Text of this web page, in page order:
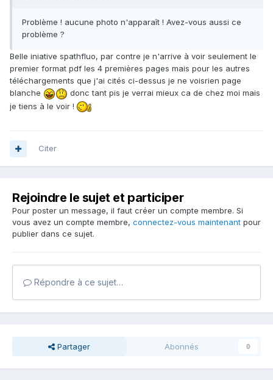
Problème ! aucune photo n'apparaît ! Avez-vous aussi ce
problème ?
Belle iniative spathfluo, par contre je n'arrive à voir seulement le
premier format pdf les 4 premières pages mais pour les autres
téléchargements que j'ai cités ci-dessus je ne voisrien page
blanche
donc tant pis je verrai mieux ca de chez moi mais
je tiens à le voir !
Citer
Rejoindre le sujet et participer
Pour poster un message, il faut créer un compte membre. Si
vous avez un compte membre, connectez-vous maintenant pour
publier dans ce sujet.
Répondre à ce sujet…
Partager Abonnés 0